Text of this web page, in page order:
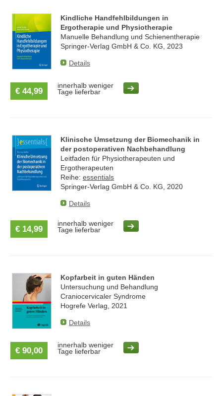
Kindliche Handfehlbildungen in
Ergotherapie und Physiotherapie
Manuelle Behandlung und Schienentherapie
Springer-Verlag GmbH & Co. KG, 2023
Details
€ 44,99
innerhalb weniger
Tage lieferbar
Klinische Umsetzung der Biomechanik in
der postoperativen Nachbehandlung
Leitfaden für Physiotherapeuten und
Ergotherapeuten
Reihe: essentials
Springer-Verlag GmbH & Co. KG, 2020
Details
€ 14,99
innerhalb weniger
Tage lieferbar
Kopfarbeit in guten Händen
Untersuchung und Behandlung
Craniocervicaler Syndrome
Hogrefe Verlag, 2021
Details
€ 90,00
innerhalb weniger
Tage lieferbar